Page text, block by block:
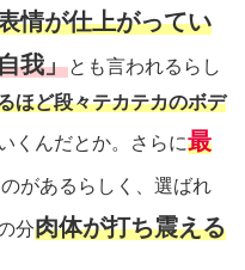
情が仕上がってい
我」とも言われるらし
ほど段々テカテカのボデ
くんだとか。さらに最
があるらしく、選ばれ
分肉体が打ち震える